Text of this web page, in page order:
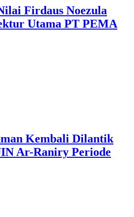
Firdaus Noezula
Utama PT PEMA
Kembali Dilantik
Ar-Raniry Periode